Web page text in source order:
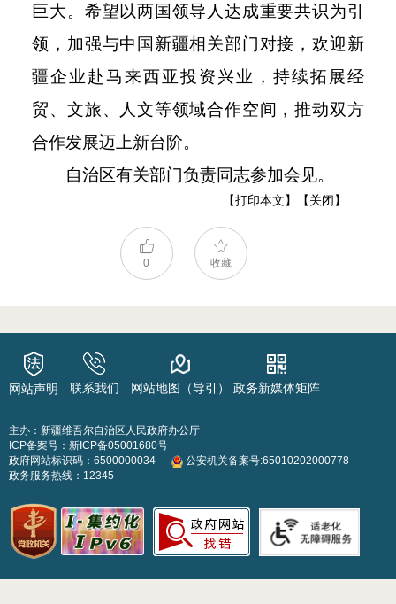
巨大。希望以两国领导人达成重要共识为引
领，加强与中国新疆相关部门对接，欢迎新
疆企业赴马来西亚投资兴业，持续拓展经
贸、文旅、人文等领域合作空间，推动双方
合作发展迈上新台阶。
自治区有关部门负责同志参加会见。
【打印本文】 【关闭】
0 收藏
网站声明 联系我们 网站地图（导引） 政务新媒体矩阵
主办：新疆维吾尔自治区人民政府办公厅
ICP备案号： 新ICP备05001680号
政府网站标识码：6500000034
公安机关备案号:65010202000778
政务服务热线：12345